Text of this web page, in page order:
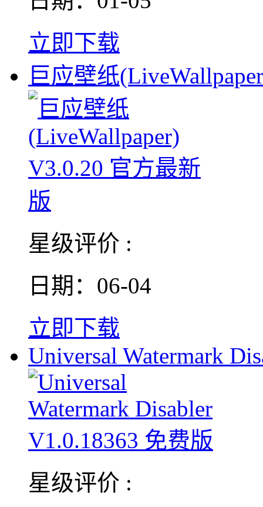
立即下载
巨应壁纸
星级评价 :
日期：06-04
立即下载
Universal Watermark
星级评价 :